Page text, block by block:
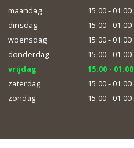
maandag
15:00 - 01:00
dinsdag
15:00 - 01:00
woensdag
15:00 - 01:00
donderdag
15:00 - 01:00
vrijdag
15:00 - 01:00
zaterdag
15:00 - 01:00
zondag
15:00 - 01:00